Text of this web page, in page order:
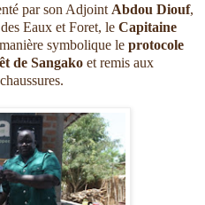
par son Adjoint Abdou Diouf,
Eaux et Foret, le Capitaine
symbolique le protocole
de Sangako et remis aux